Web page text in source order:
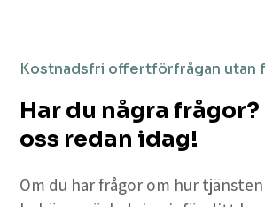
Kostnadsfri offertförfrågan utan
Har du några
oss redan idag!
Om du har frågor om hur